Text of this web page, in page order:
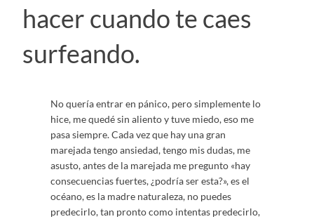
hacer cuando te caes
surfeando.
No quería entrar en pánico, pero simplemente lo
hice, me quedé sin aliento y tuve miedo, eso me
pasa siempre. Cada vez que hay una gran
marejada tengo ansiedad, tengo mis dudas, me
asusto, antes de la marejada me pregunto «hay
consecuencias fuertes, ¿podría ser esta?», es el
océano, es la madre naturaleza, no puedes
predecirlo, tan pronto como intentas predecirlo,